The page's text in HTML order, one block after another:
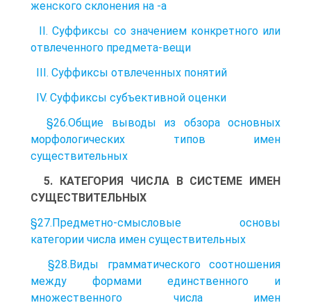
женского склонения на -а
II. Суффиксы со значением конкретного или
отвлеченного предмета-вещи
III. Суффиксы отвлеченных понятий
IV. Суффиксы субъективной оценки
§26.Общие выводы из обзора основных
морфологических типов имен
существительных
5. КАТЕГОРИЯ ЧИСЛА В СИСТЕМЕ ИМЕН
СУЩЕСТВИТЕЛЬНЫХ
§27.Предметно-смысловые основы
категории числа имен существительных
§28.Виды грамматического соотношения
между формами единственного и
множественного числа имен